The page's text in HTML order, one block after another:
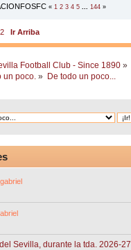
« 1 2 3 4 5 ... 144 »
Ir Arriba
Football Club - Since 1890 »
un poco. » De todo un poco...
Sevilla, durante la tda. 2026-27